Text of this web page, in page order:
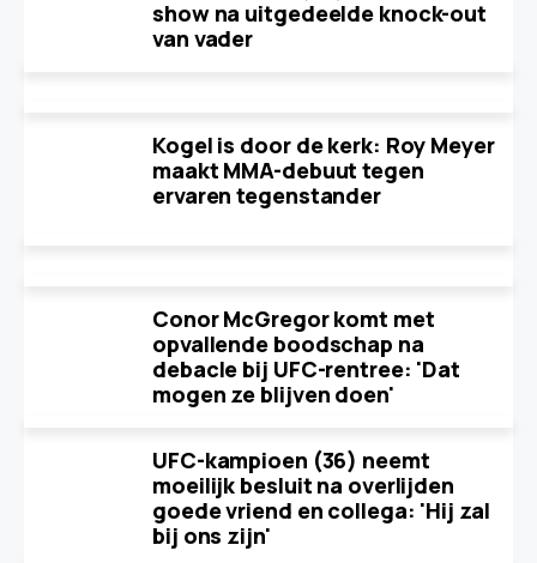
show na uitgedeelde knock-out
van vader
Kogel is door de kerk: Roy Meyer
maakt MMA-debuut tegen
ervaren tegenstander
Conor McGregor komt met
opvallende boodschap na
debacle bij UFC-rentree: 'Dat
mogen ze blijven doen'
UFC-kampioen (36) neemt
moeilijk besluit na overlijden
goede vriend en collega: 'Hij zal
bij ons zijn'